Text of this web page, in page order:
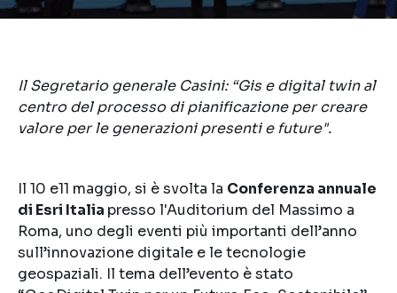
Il Segretario generale Casini: “Gis e digital twin al
centro del processo di pianificazione per creare
valore per le generazioni presenti e future".
Il 10 e11 maggio, si è svolta la Conferenza annuale
di Esri Italia presso l'Auditorium del Massimo a
Roma, uno degli eventi più importanti dell’anno
sull’innovazione digitale e le tecnologie
geospaziali. Il tema dell’evento è stato